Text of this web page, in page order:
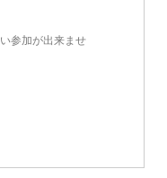
参加が出来ませ